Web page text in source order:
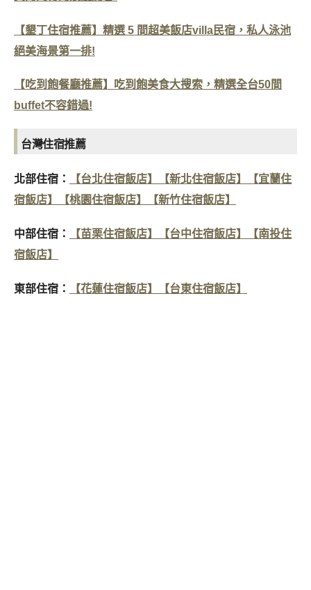
【墾丁住宿推薦】精選 5 間超美飯店villa民宿，私人泳池
絕美海景第一排!
【吃到飽餐廳推薦】吃到飽美食大搜索，精選全台50間
buffet不容錯過!
台灣住宿推薦
北部住宿： 【台北住宿飯店】 【新北住宿飯店】
【宜蘭住
宿飯店】
【桃園住宿飯店】 【新竹住宿飯店】
中部住宿： 【苗栗住宿飯店】 【台中住宿飯店】
【南投住
宿飯店】
東部住宿： 【花蓮住宿飯店】 【台東住宿飯店】